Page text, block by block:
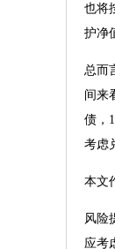
也将
护净
总而
间来
债，
考虑
本文
风险
应考